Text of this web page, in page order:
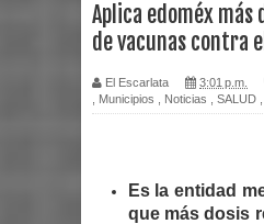
Aplica edoméx más
de vacunas contra
El Escarlata 3:01 p.m.
Municipios Noticias SALUD
Es la entidad
que más dosis